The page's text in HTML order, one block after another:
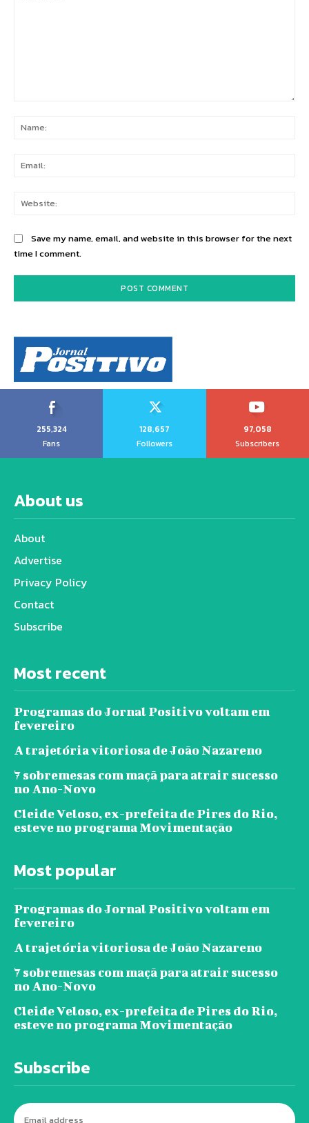
Save my name, email, and website in this browser for the next
time I comment.
255,324
Fans
128,657
Followers
97,058
Subscribers
About us
About
Advertise
Privacy Policy
Contact
Subscribe
Most recent
Programas do Jornal Positivo voltam em
fevereiro
A trajetória vitoriosa de João Nazareno
7 sobremesas com maçã para atrair sucesso
no Ano-Novo
Cleide Veloso, ex-prefeita de Pires do Rio,
esteve no programa Movimentação
Most popular
Programas do Jornal Positivo voltam em
fevereiro
A trajetória vitoriosa de João Nazareno
7 sobremesas com maçã para atrair sucesso
no Ano-Novo
Cleide Veloso, ex-prefeita de Pires do Rio,
esteve no programa Movimentação
Subscribe